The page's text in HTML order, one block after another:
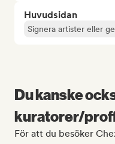
Huvudsidan
Signera artister eller
Du kanske
kuratorer/
För att du besöker